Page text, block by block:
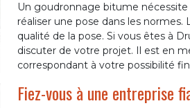
Un goudronnage bitume
réaliser une pose dans les
qualité de la pose. Si vous êtes à
discuter de votre projet. Il est en
correspondant à votre possibilité
Fiez-vous à une entreprise